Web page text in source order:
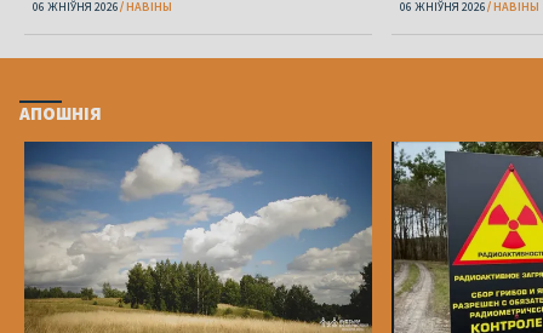
будзе +40 °С
06 ЖНІЎНЯ 2026 НАВІНЫ 06 ЖНІЎНЯ 2026 НАВІНЫ
АПОШНІЯ